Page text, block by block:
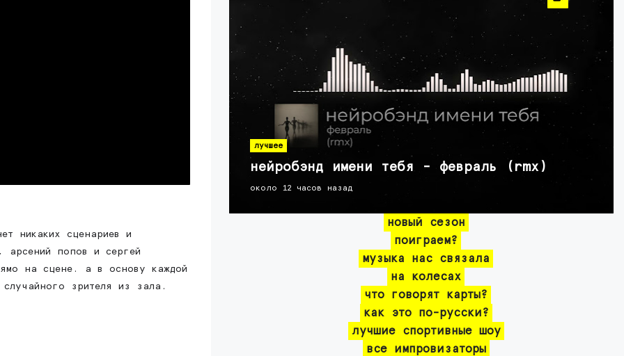
никаких сценариев и
арсений попов и сергей
на сцене. а в основу каждой
случайного зрителя из зала.
лучшее
нейробэнд имени тебя - февраль (rmx)
около 12 часов назад
новый сезон
поиграем?
музыка нас связала
на колесах
что говорят карты?
как это по-русски?
лучшие спортивные шоу
все импровизаторы